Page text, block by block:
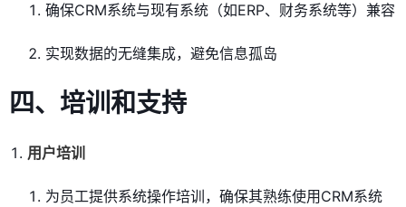
确保CRM系统与现有系统（如ERP、财务系统等）兼容
实现数据的无缝集成，避免信息孤岛
四、培训和支持
用户培训
为员工提供系统操作培训，确保其熟练使用CRM系统